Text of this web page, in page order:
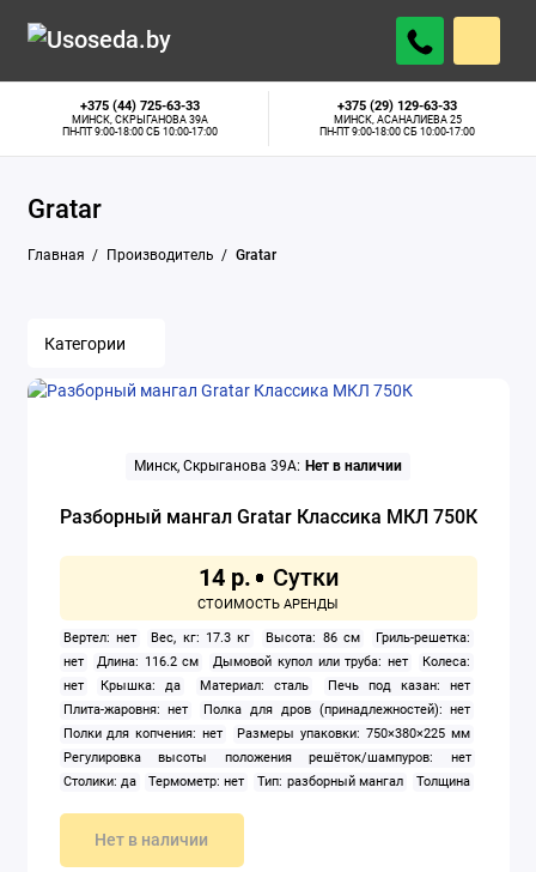
+375 (44) 725-63-33
МИНСК, СКРЫГАНОВА 39А
ПН-ПТ 9:00-18:00 СБ 10:00-17:00
+375 (29) 129-63-33
МИНСК, АСАНАЛИЕВА 25
ПН-ПТ 9:00-18:00 СБ 10:00-17:00
Gratar
Главная Производитель Gratar
Категории
Минск, Скрыганова 39А: Нет в наличии
Разборный мангал Gratar Классика МКЛ 750К
14 р.
Вертел: нет Вес, кг: 17.3 кг Высота: 86 см
Гриль-решетка:
нет
Длина: 116.2 см Дымовой купол или труба: нет
Колеса:
нет
Крышка: да Материал: сталь
Печь под казан: нет
Плита-жаровня: нет
Полка для дров (принадлежностей): нет
Полки для копчения: нет
Размеры упаковки: 750×380×225 мм
Регулировка высоты положения решёток/шампуров: нет
Столики: да
Термометр: нет Тип: разборный мангал
Толщина
Нет в наличии